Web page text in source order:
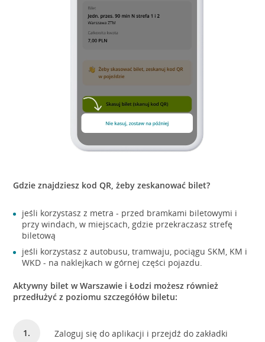
Gdzie znajdziesz kod QR, żeby zeskanować bilet?
jeśli korzystasz z metra - przed bramkami biletowymi i
przy windach, w miejscach, gdzie przekraczasz strefę
biletową
jeśli korzystasz z autobusu, tramwaju, pociągu SKM, KM i
WKD - na naklejkach w górnej części pojazdu.
Aktywny bilet w Warszawie i Łodzi możesz również
przedłużyć z poziomu szczegółów biletu:
Zaloguj się do aplikacji i przejdź do zakładki